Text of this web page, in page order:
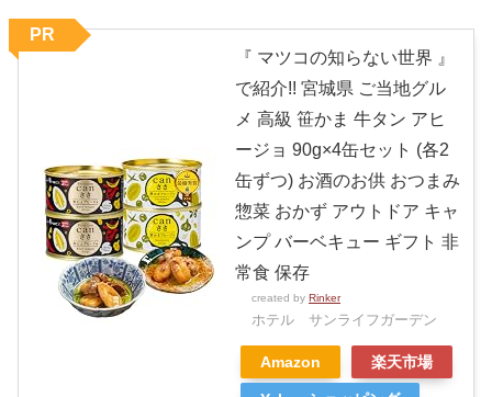
『 マツコの知らない世界 』
で紹介!! 宮城県 ご当地グル
メ 高級 笹かま 牛タン アヒ
ージョ 90g×4缶セット (各2
缶ずつ) お酒のお供 おつまみ
惣菜 おかず アウトドア キャ
ンプ バーベキュー ギフト 非
常食 保存
created by Rinker
ホテル サンライフガーデン
Amazon 楽天市場
PR